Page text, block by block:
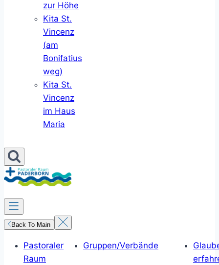
zur Höhe
Kita St.
Vincenz
(am
Bonifatius
weg)
Kita St.
Vincenz
im Haus
Maria
Back To Main
Pastoraler
Raum
Gruppen/Verbände